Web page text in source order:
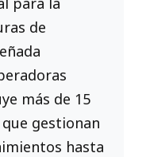
de
más de 15
gestionan
hasta